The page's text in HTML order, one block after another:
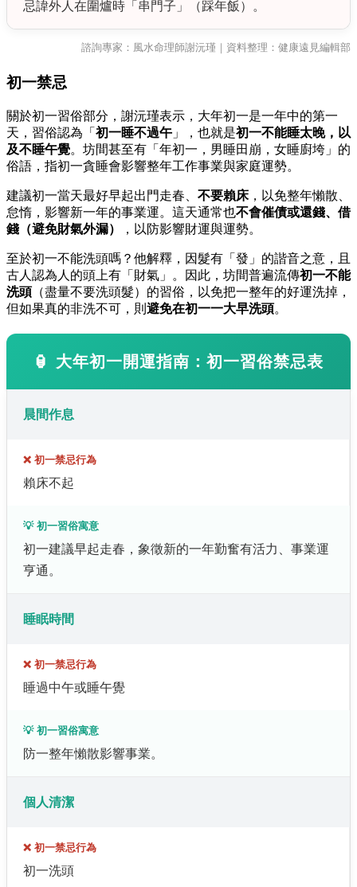
忌諱外人在圍爐時「串門子」（踩年飯）。
諮詢專家：風水命理師謝沅瑾｜資料整理：健康遠見編輯部
初一禁忌
關於初一習俗部分，謝沅瑾表示，大年初一是一年中的第一
天，習俗認為「 初一睡不過午 」，也就是初一不能睡太晚，以
及不睡午覺。坊間甚至有「年初一，男睡田崩，女睡廚垮」的
俗語，指初一貪睡會影響整年工作事業與家庭運勢。
建議初一當天最好早起出門走春、 不要賴床，以免整年懶散、
怠惰，影響新一年的事業運。這天通常也不會催債或還錢、借
錢（避免財氣外漏）
，以防影響財運與運勢。
至於初一不能洗頭嗎？他解釋，因髮有「發」的諧音之意，且
古人認為人的頭上有「財氣」。因此，坊間普遍流傳初一不能
洗頭 （盡量不要洗頭髮）的習俗，以免把一整年的好運洗掉，
但如果真的非洗不可，則 避免在初一一大早洗頭。
🏮 大年初一開運指南：初一習俗禁忌表
晨間作息
❌ 初一禁忌行為
賴床不起
💡 初一習俗寓意
初一建議早起走春，象徵新的一年勤奮有活力、事業運
亨通。
睡眠時間
❌ 初一禁忌行為
睡過中午或睡午覺
💡 初一習俗寓意
防一整年懶散影響事業。
個人清潔
❌ 初一禁忌行為
初一洗頭